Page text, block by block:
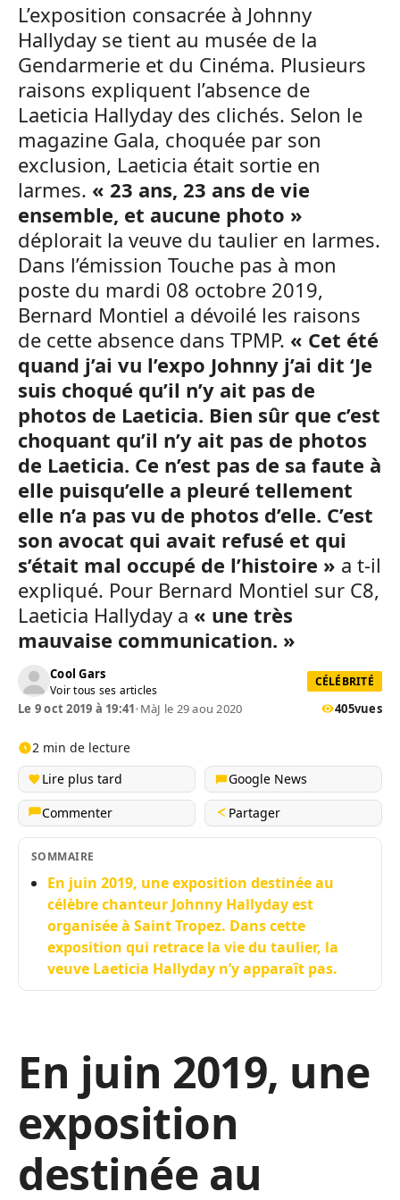
L’exposition consacrée à Johnny
Hallyday se tient au musée de la
Gendarmerie et du Cinéma. Plusieurs
raisons expliquent l’absence de
Laeticia Hallyday des clichés. Selon le
magazine Gala, choquée par son
exclusion, Laeticia était sortie en
larmes. « 23 ans, 23 ans de vie
ensemble, et aucune photo »
déplorait la veuve du taulier en larmes.
Dans l’émission Touche pas à mon
poste du mardi 08 octobre 2019,
Bernard Montiel a dévoilé les raisons
de cette absence dans TPMP. « Cet été
quand j’ai vu l’expo Johnny j’ai dit ‘Je
suis choqué qu’il n’y ait pas de
photos de Laeticia. Bien sûr que c’est
choquant qu’il n’y ait pas de photos
de Laeticia. Ce n’est pas de sa faute à
elle puisqu’elle a pleuré tellement
elle n’a pas vu de photos d’elle. C’est
son avocat qui avait refusé et qui
s’était mal occupé de l’histoire » a t-il
expliqué. Pour Bernard Montiel sur C8,
Laeticia Hallyday a « une très
mauvaise communication. »
Cool Gars
Voir tous ses articles
CÉLÉBRITÉ
Le 9 oct 2019 à 19:41•MàJ le 29 aou 2020 405vues
2 min de lecture
Lire plus tard
Google News
Commenter
Partager
SOMMAIRE
En juin 2019, une exposition destinée au
célèbre chanteur Johnny Hallyday est
organisée à Saint Tropez. Dans cette
exposition qui retrace la vie du taulier, la
veuve Laeticia Hallyday n’y apparaît pas.
En juin 2019, une
exposition
destinée au